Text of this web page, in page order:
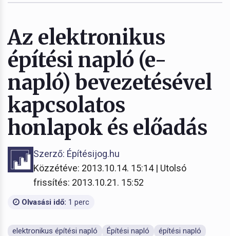
Az elektronikus
építési napló (e-
napló) bevezetésével
kapcsolatos
honlapok és előadás
Szerző: Építésijog.hu
Közzétéve: 2013.10.14. 15:14 | Utolsó
frissítés: 2013.10.21. 15:52
Olvasási idő: 1 perc
elektronikus építési napló Építési napló
építési napló